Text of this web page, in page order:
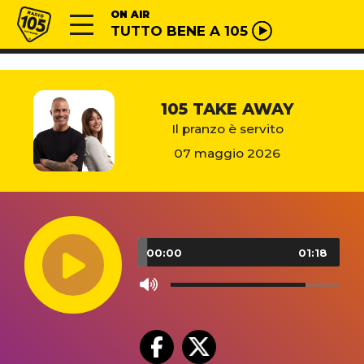
Vai al contenuto
Radio 105 ON AIR
TUTTO BENE A 105
105 TAKE AWAY
Il pranzo è servito
07 maggio 2026
Audio
Player
00:00 01:18
Use
keys